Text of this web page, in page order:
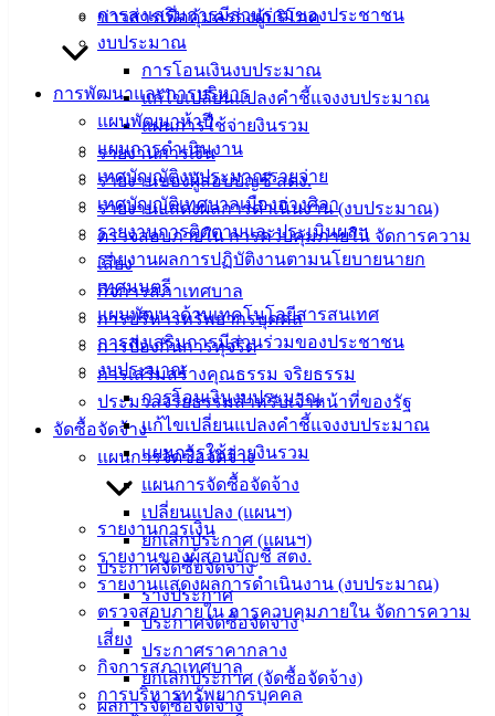
การส่งเสริมการมีส่วนร่วมของประชาชน
งบประมาณ
การโอนเงินงบประมาณ
แก้ไขเปลี่ยนแปลงคำชี้แจงงบประมาณ
แผนการใช้จ่ายงินรวม
รายงานการเงิน
รายงานของผู้สอบบัญชี สตง.
รายงานแสดงผลการดำเนินงาน (งบประมาณ)
ตรวจสอบภายใน การควบคุมภายใน จัดการความ
เสี่ยง
กิจการสภาเทศบาล
การบริหารทรัพยากรบุคคล
การป้องกันการทุจริต
การเสริมสร้างคุณธรรม จริยธรรม
ประมวลจริยธรรมสำหรับเจ้าหน้าที่ของรัฐ
จัดซื้อจัดจ้าง
แผนการจัดซื้อจัดจ้าง
แผนการจัดซื้อจัดจ้าง
เปลี่ยนแปลง (แผนฯ)
ยกเลิกประกาศ (แผนฯ)
ประกาศจัดซื้อจัดจ้าง
ร่างประกาศ
ประกาศจัดซื้อจัดจ้าง
ประกาศราคากลาง
ยกเลิกประกาศ (จัดซื้อจัดจ้าง)
ผลการจัดซื้อจัดจ้าง
ข่าวสารเพื่อคุ้มครองผู้บริโภค
การพัฒนาและการบริหาร
แผนพัฒนาห้าปี
แผนการดำเนินงาน
เทศบัญญัติงบประมาณรายจ่าย
เทศบัญญัติเทศบาลเมืองอ่างศิลา
รายงานการติดตามและประเมินผลฯ
รายงานผลการปฏิบัติงานตามนโยบายนายก
เทศมนตรี
แผนพัฒนาด้านเทคโนโลยีสารสนเทศ
การส่งเสริมการมีส่วนร่วมของประชาชน
งบประมาณ
การโอนเงินงบประมาณ
แก้ไขเปลี่ยนแปลงคำชี้แจงงบประมาณ
แผนการใช้จ่ายงินรวม
รายงานการเงิน
รายงานของผู้สอบบัญชี สตง.
รายงานแสดงผลการดำเนินงาน (งบประมาณ)
ตรวจสอบภายใน การควบคุมภายใน จัดการความ
เสี่ยง
กิจการสภาเทศบาล
การบริหารทรัพยากรบุคคล
งาน
ข่าวสาร
น่ารู้
ศุนย์
ข้อมูล
ข่าวสาร
อิเล็กทรอนิกส์
องค์
ความรู้
(Knowledge
Management)
เทศบาล
สายตรง
นายก
ผู้บริหาร
และ
หัวหน้า
ราชการ
เทศบาล